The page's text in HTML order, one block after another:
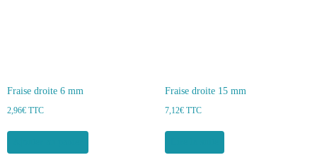
Fraise droite 6 mm
2,96€ TTC
Fraise droite 15 mm
7,12€ TTC